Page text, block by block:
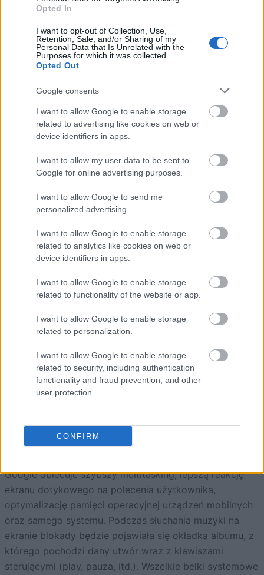
Opted In
I want to opt-out of Collection, Use,
Retention, Sale, and/or Sharing of my
Personal Data that Is Unrelated with the
Purposes for which it was collected.
Opted Out
Google consents
I want to allow Google to enable storage
related to advertising like cookies on web or
device identifiers in apps.
I want to allow my user data to be sent to
Google for online advertising purposes.
I want to allow Google to send me
personalized advertising.
I want to allow Google to enable storage
related to analytics like cookies on web or
device identifiers in apps.
I want to allow Google to enable storage
related to functionality of the website or app.
I want to allow Google to enable storage
related to personalization.
I want to allow Google to enable storage
related to security, including authentication
functionality and fraud prevention, and other
user protection.
CONFIRM
Androida 4.4 KitKat. W niniejszym wpisie znajdziecie
spis najważniejszych i najciekawszych nowości. Oprócz
najnowszej wersji systemu, poznaliśmy również nowego
smartfona brandowanego logiem Google: Nexus 5 (przy
współpracy z LG).
ad
Zacznijmy od tego, że Android 4.4 KitKat ma być
szybszy, ładniejszy wizualnie oraz ma oferować nowe,
interesujące i przydatne funkcje. Jedną z
dotychczas mogło brakować w urządzeniach z
systemem Android. Od najnowszej aktualizacji będzie
można czytać dokumenty PDF, grać w gry czy oglądać
godzinę i pozostałe dane z belki systemowej. Wtedy
również ujawnią się przyciski nawigacyjne.
Google obiecuje szybszy multitasking, lepszą reakcję
ekranu dotykowego na polecenia użytkownika,
optymalizację pamięci operacyjnej urządzeń mobilnych
oraz samego systemu. Podczas słuchania muzyki na
ekranie blokady będzie pojawiała się okładka albumu, z
którego pochodzi dany utwór wraz z klawiszami
sterującymi (play, pauza, itd.). Wszelkie belki systemowe